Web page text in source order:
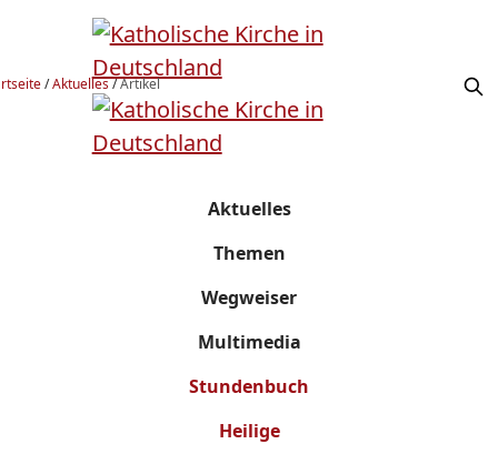
/Aktuelles/Artikel
Aktuelles
Themen
Wegweiser
Multimedia
Stundenbuch
Heilige